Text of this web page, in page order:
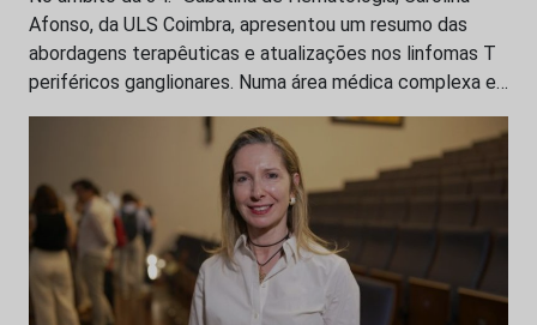
Afonso, da ULS Coimbra, apresentou um resumo das
abordagens terapêuticas e atualizações nos linfomas T
periféricos ganglionares. Numa área médica complexa e…